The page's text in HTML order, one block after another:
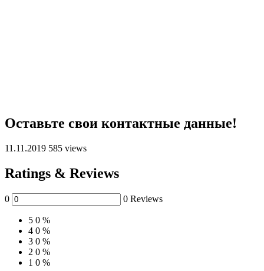
Оставьте свои контактные данные!
11.11.2019 585 views
Ratings & Reviews
0 0 Reviews
5 0 %
4 0 %
3 0 %
2 0 %
1 0 %